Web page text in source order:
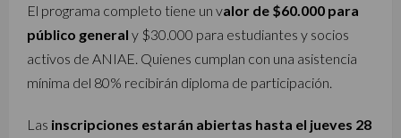
El programa completo tiene un valor de $60.000 para
público general y $30.000 para estudiantes y socios
activos de ANIAE. Quienes cumplan con una asistencia
mínima del 80% recibirán diploma de participación.
Las inscripciones estarán abiertas hasta el jueves 28